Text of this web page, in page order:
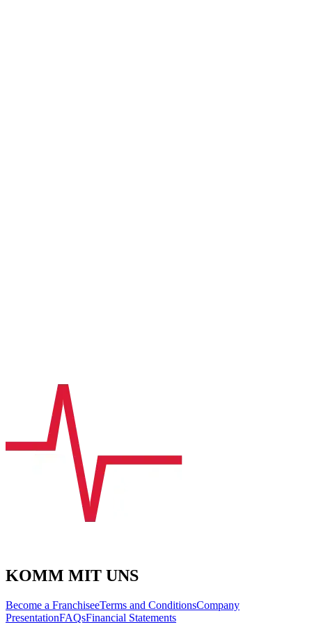
KOMM MIT UNS
Become a FranchiseeTerms and ConditionsCompany
PresentationFAQsFinancial Statements